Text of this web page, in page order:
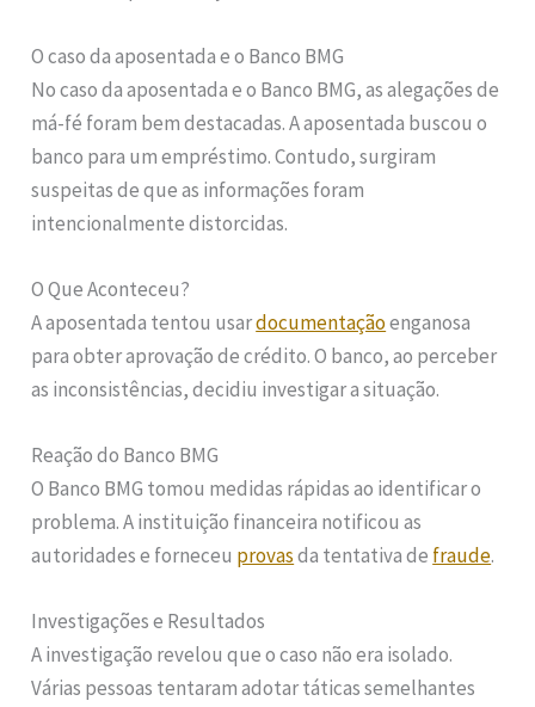
O caso da aposentada e o Banco BMG
No caso da aposentada e o Banco BMG, as alegações de
má-fé foram bem destacadas. A aposentada buscou o
banco para um empréstimo. Contudo, surgiram
suspeitas de que as informações foram
intencionalmente distorcidas.
O Que Aconteceu?
A aposentada tentou usardocumentaçãoenganosa
para obter aprovação de crédito. O banco, ao perceber
as inconsistências, decidiu investigar a situação.
Reação do Banco BMG
O Banco BMG tomou medidas rápidas ao identificar o
problema. A instituição financeira notificou as
autoridades e forneceu provasda tentativa de fraude.
Investigações e Resultados
A investigação revelou que o caso não era isolado.
Várias pessoas tentaram adotar táticas semelhantes